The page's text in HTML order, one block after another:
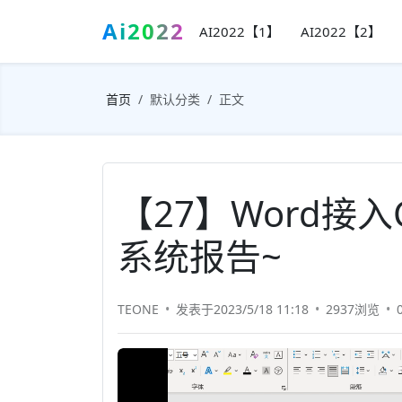
Ai2022 AI2022【1】 AI2022【2】
首页 默认分类 正文
【27】Word接
系统报告~
TEONE 发表于2023/5/18 11:18 2937浏览